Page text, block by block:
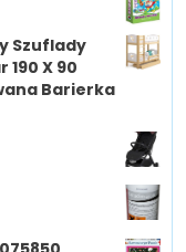
Szuflady
190 X 90
Barierka